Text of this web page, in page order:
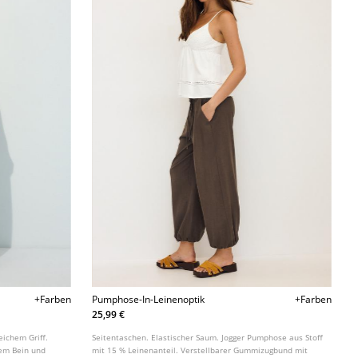
+Farben
Griff.
Bein und
Pumphose-In-Leinenoptik
+Farben
25,99 €
Seitentaschen. Elastischer Saum. Jogger Pumphose aus Stoff
mit 15 % Leinenanteil. Verstellbarer Gummizugbund mit